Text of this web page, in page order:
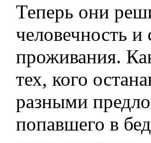
Теперь они
человечность и
проживания.
тех, кого
разными
попавшего в